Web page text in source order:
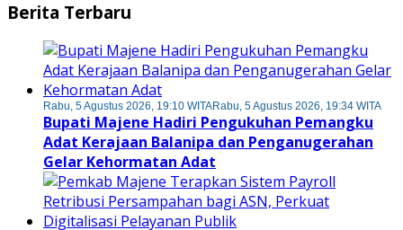
Berita Terbaru
Rabu, 5 Agustus 2026, 19:10 WITARabu, 5 Agustus 2026, 19:34 WITA
Bupati Majene Hadiri Pengukuhan Pemangku
Adat Kerajaan Balanipa dan Penganugerahan
Gelar Kehormatan Adat